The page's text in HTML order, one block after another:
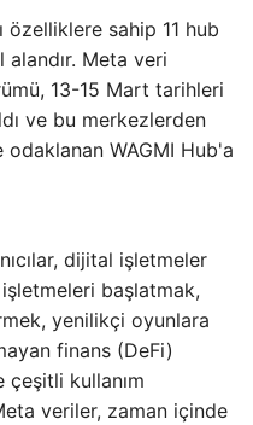
özelliklere sahip 11 hub
Meta veri
13-15 Mart tarihleri
ve bu merkezlerden
WAGMI Hub'a
dijital işletmeler
başlatmak,
yenilikçi oyunlara
finans (DeFi)
çeşitli kullanım
veriler, zaman içinde